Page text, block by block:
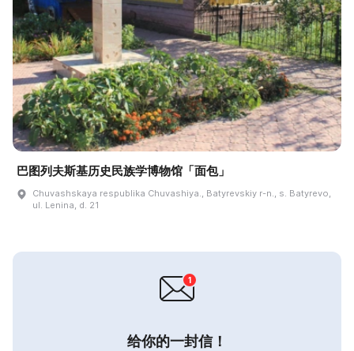
巴图列夫斯基历史民族学博物馆「面包」
Chuvashskaya respublika Chuvashiya., Batyrevskiy r-n., s. Batyrevo,
ul. Lenina, d. 21
给你的一封信！